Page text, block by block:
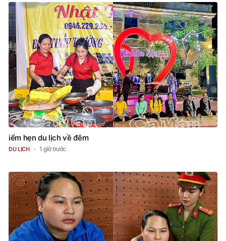
iểm hẹn du lịch về đêm
DU LỊCH 1 giờ trước